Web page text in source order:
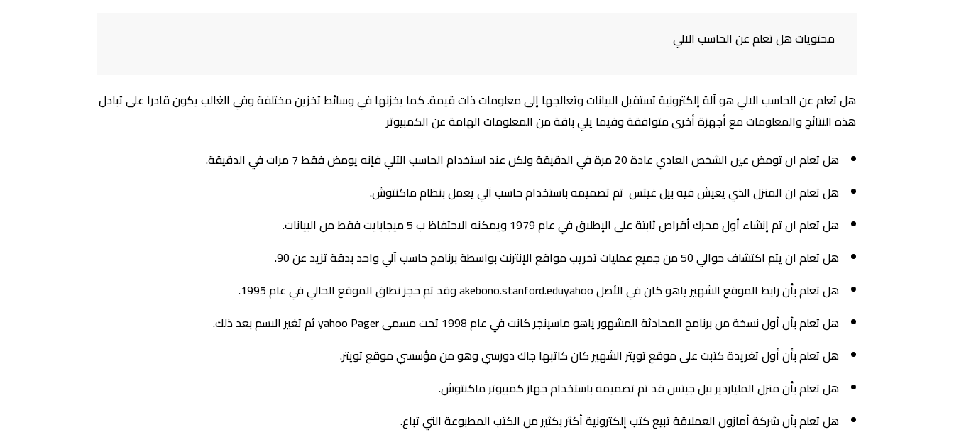
محتويات هل تعلم عن الحاسب الالي
هل تعلم عن الحاسب الالي هو آلة إلكترونية تستقبل البيانات وتعالجها إلى معلومات ذات قيمة. كما يخزنها في وسائط تخزين مختلفة وفي الغالب يكون قادرا على تبادل
هذه النتائج والمعلومات مع أجهزة أخرى متوافقة وفيما يلي باقة من المعلومات الهامة عن الكمبيوتر
هل تعلم ان تومض عين الشخص العادي عادة 20 مرة في الدقيقة ولكن عند استخدام الحاسب الآلي فإنه يومض فقط 7 مرات في الدقيقة.
هل تعلم ان المنزل الذي يعيش فيه بيل غيتس تم تصميمه باستخدام حاسب آلي يعمل بنظام ماكنتوش.
هل تعلم ان تم إنشاء أول محرك أقراص ثابتة على الإطلاق في عام 1979 ويمكنه الاحتفاظ ب 5 ميجابايت فقط من البيانات.
هل تعلم ان يتم اكتشاف حوالي 50 من جميع عمليات تخريب مواقع الإنترنت بواسطة برنامج حاسب آلي واحد بدقة تزيد عن 90.
هل تعلم بأن رابط الموقع الشهير ياهو كان في الأصل akebono.stanford.eduyahoo وقد تم حجز نطاق الموقع الحالي في عام 1995.
هل تعلم بأن أول نسخة من برنامج المحادثة المشهور ياهو ماسينجر كانت في عام 1998 تحت مسمى yahoo Pager ثم تغير الاسم بعد ذلك.
هل تعلم بأن أول تغريدة كتبت على موقع تويتر الشهير كان كاتبها جاك دورسي وهو من مؤسسي موقع تويتر.
هل تعلم بأن منزل الملياردير بيل جيتس قد تم تصميمه باستخدام جهاز كمبيوتر ماكنتوش.
هل تعلم بأن شركة أمازون العملاقة تبيع كتب إلكترونية أكثر بكثير من الكتب المطبوعة التي تباع.